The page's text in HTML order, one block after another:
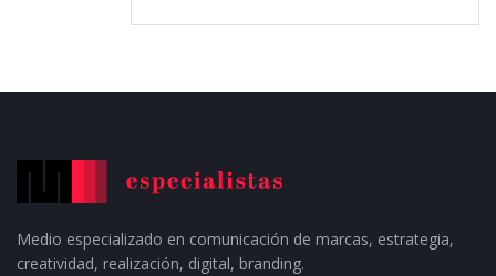
Medio especializado en comunicación de marcas, estrategia,
creatividad, realización, digital, branding.